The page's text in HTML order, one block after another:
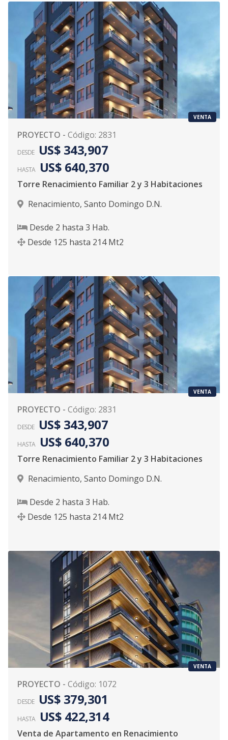
VENTA
PROYECTO - Código: 2831
DESDE US$ 343,907
HASTA US$ 640,370
Torre Renacimiento Familiar 2 y 3 Habitaciones
Renacimiento, Santo Domingo D.N.
Desde 2 hasta 3 Hab.
Desde 125 hasta 214 Mt2
VENTA
PROYECTO - Código: 2831
DESDE US$ 343,907
HASTA US$ 640,370
Torre Renacimiento Familiar 2 y 3 Habitaciones
Renacimiento, Santo Domingo D.N.
Desde 2 hasta 3 Hab.
Desde 125 hasta 214 Mt2
VENTA
PROYECTO - Código: 1072
DESDE US$ 379,301
HASTA US$ 422,314
Venta de Apartamento en Renacimiento